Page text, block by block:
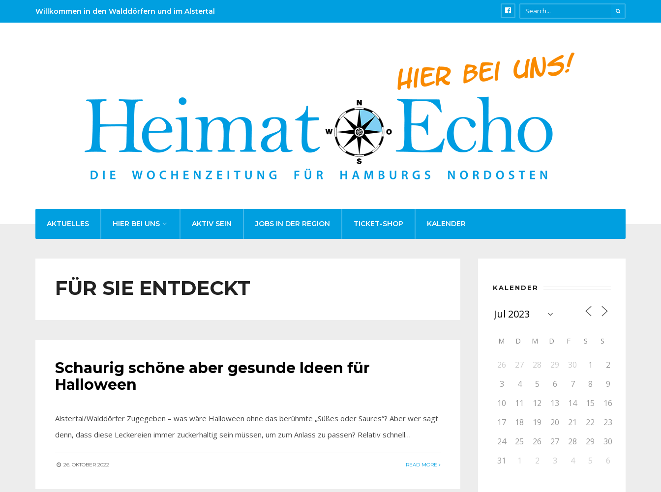
Willkommen in den Walddörfern und im Alstertal
AKTUELLES HIER BEI UNS AKTIV SEIN JOBS IN DER REGION TICKET-SHOP KALENDER
FÜR SIE ENTDECKT
Schaurig schöne aber gesunde Ideen für
Halloween
Alstertal/Walddörfer Zugegeben – was wäre Halloween ohne das berühmte „Süßes oder Saures“? Aber wer sagt
denn, dass diese Leckereien immer zuckerhaltig sein müssen, um zum Anlass zu passen? Relativ schnell…
26. OKTOBER 2022 READ MORE
KALENDER
M D M D F S S
26 27 28 29 30 1
2
3
4 5 6 7 8
9
10
11 12 13 14 15
16
17
18 19 20 21 22
23
24
25 26 27 28 29
30
31
1 2 3 4 5 6